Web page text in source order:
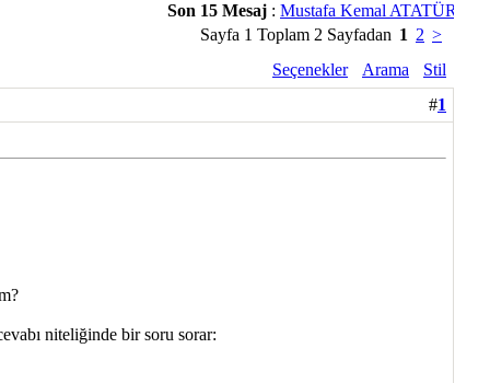
Son 15 Mesaj:Mustafa Kemal ATATÜRK...
Sayfa 1 Toplam 2 Sayfadan 1 2 >
Seçenekler
Arama
Stil
#1
niteliğinde bir soru sorar: